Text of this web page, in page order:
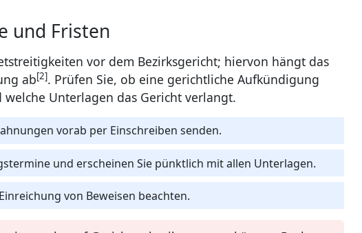
und Fristen
vor dem Bezirksgericht; hiervon hängt das
ab[2]. Prüfen Sie, ob eine gerichtliche Aufkündigung
Unterlagen das Gericht verlangt.
vorab per Einschreiben senden.
und erscheinen Sie pünktlich mit allen Unterlagen.
von Beweisen beachten.